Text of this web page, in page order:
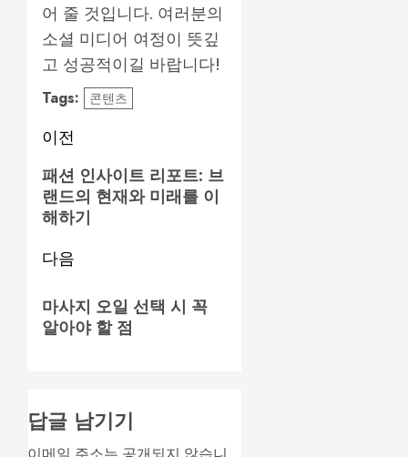
어 줄 것입니다. 여러분의
소셜 미디어 여정이 뜻깊
고 성공적이길 바랍니다!
Tags: 콘텐츠
게
시
물
탐
이전
이
전
글:
패션 인사이트 리포트: 브
랜드의 현재와 미래를 이
해하기
다음
다
음
글:
마사지 오일 선택 시 꼭
알아야 할 점
답글 남기기